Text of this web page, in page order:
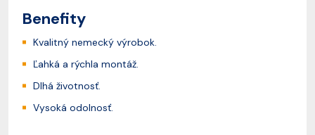
Benefity
Kvalitný nemecký výrobok.
Ľahká a rýchla montáž.
Dlhá životnosť.
Vysoká odolnosť.